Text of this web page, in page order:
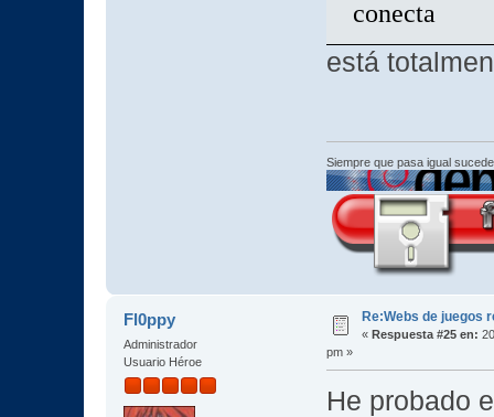
conecta
está
Siempre que pasa igual
Fl0ppy
Administrador
Usuario Héroe
Re:Webs de juegos
« Respuesta #25 en:
pm »
He probado